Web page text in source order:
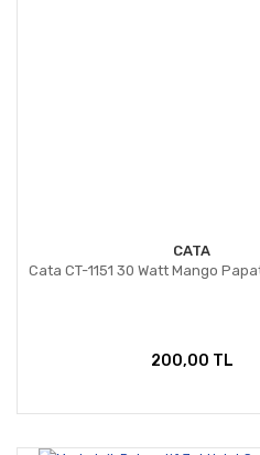
CATA
Cata CT-1151 30 Watt Mango
200,00 TL